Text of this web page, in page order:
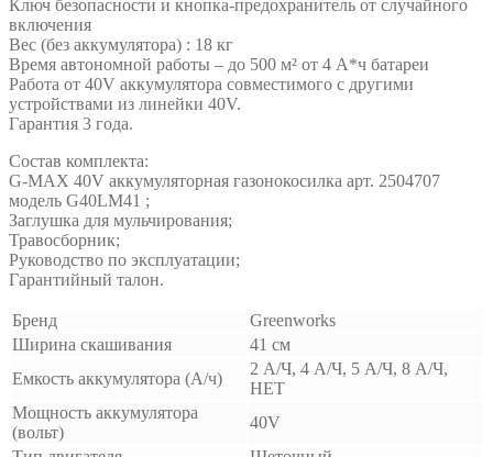
Ключ безопасности и кнопка-предохранитель от случайного
включения
Вес (без аккумулятора) : 18 кг
Время автономной работы – до 500 м² от 4 А*ч батареи
Работа от 40V аккумулятора совместимого с другими
устройствами из линейки 40V.
Гарантия 3 года.
Состав комплекта:
G-MAX 40V аккумуляторная газонокосилка арт. 2504707
модель G40LM41 ;
Заглушка для мульчирования;
Травосборник;
Руководство по эксплуатации;
Гарантийный талон.
Бренд
Greenworks
Ширина скашивания
41 см
Емкость аккумулятора (А/ч)
2 А/Ч, 4 А/Ч, 5 А/Ч, 8 А/Ч,
НЕТ
Мощность аккумулятора
(вольт)
40V